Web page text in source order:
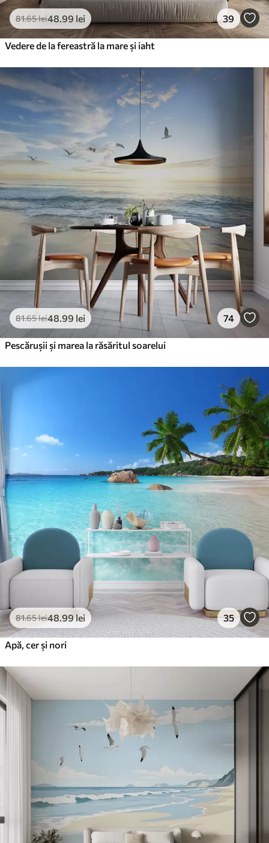
81.65lei48 .99 lei 39
Vedere de la fereastră la mare și iaht
81.65lei48 .99 lei 74
Pescărușii și marea la răsăritul soarelui
81.65lei48 .99lei 35
Apă, cer și nori